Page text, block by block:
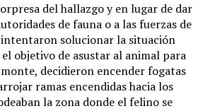
del hallazgo y en lugar de dar
de fauna o a las fuerzas de
intentaron solucionar la situación
objetivo de asustar al animal para
decidieron encender fogatas
ramas encendidas hacia los
la zona donde el felino se